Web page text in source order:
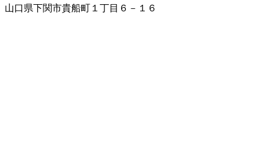
山口県下関市貴船町１丁目６－１６